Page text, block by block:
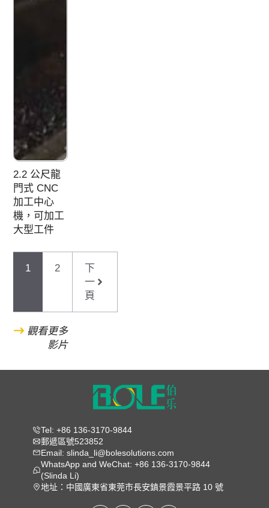
2.2 公尺龍
門式 CNC
加工中心
機，可加工
大型工件
1 2
下
一
頁
觀看更多
影片
Tel: +86 136-3170-9844
郵遞區號523852
Email: slinda_li@bolesolutions.com
WhatsApp and WeChat: +86 136-3170-9844
(Slinda Li)
地址：中國廣東省東莞市長安鎮景霞景平路 10 號